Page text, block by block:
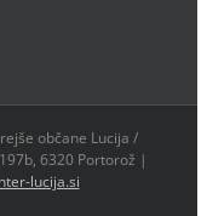
občane Lucija /
6320 Portorož |
lucija.si